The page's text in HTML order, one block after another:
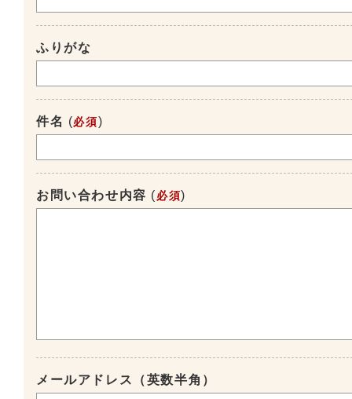
ふりがな
件名 (必須)
お問い合わせ内容 ( 必須)
メールアドレス（英数半角）